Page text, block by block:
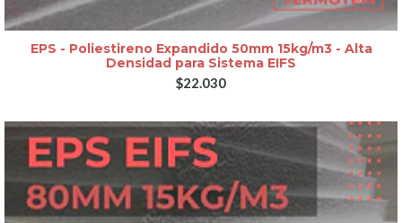
EPS - Poliestireno Expandido 50mm 15kg/m3 - Alta
Densidad para Sistema EIFS
$22.030